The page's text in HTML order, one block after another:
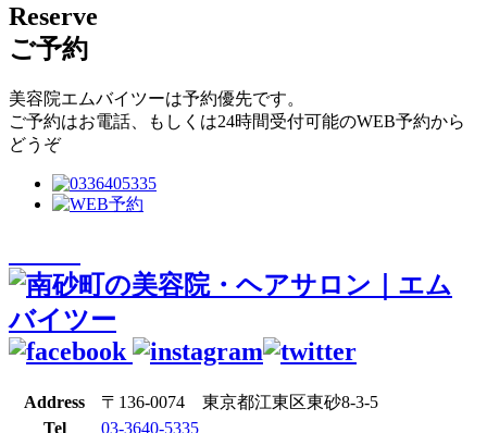
Reserve
ご予約
美容院エムバイツーは予約優先です。
ご予約はお電話、もしくは24時間受付可能のWEB予約から
どうぞ
Address
〒136-0074 東京都江東区東砂8-3-5
Tel
03-3640-5335